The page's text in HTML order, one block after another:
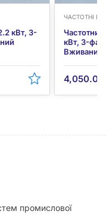
кВт, 3-
ЧАСТОТНІ
кВт, 3-
Вживаний
промислової